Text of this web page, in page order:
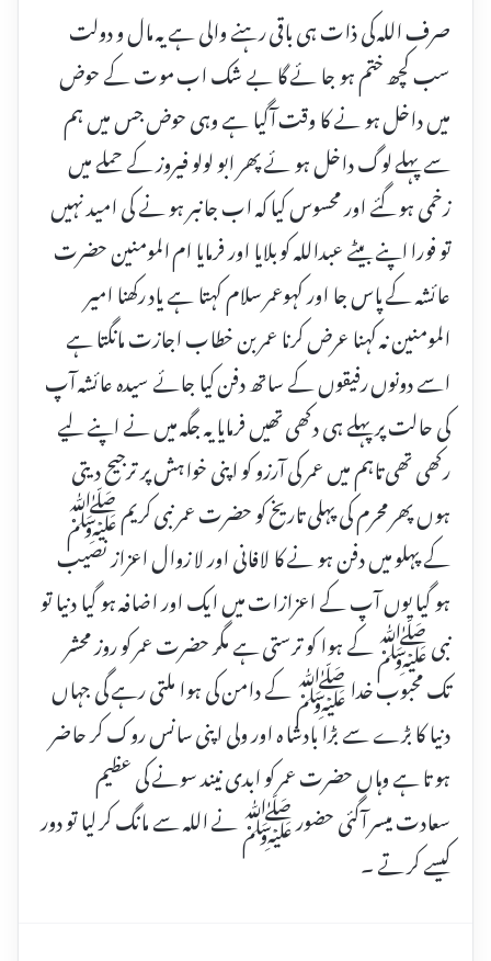
صرف اللہ کی ذات ہی باقی رہنے والی ہے یہ مال و دولت
سب کچھ ختم ہو جا ئے گا بے شک اب موت کے حوض
میں داخل ہو نے کا وقت آگیا ہے وہی حوض جس میں ہم
سے پہلے لوگ داخل ہو ئے پھر ابو لولو فیروز کے حملے میں
زخمی ہو گئے اور محسوس کیا کہ اب جانبر ہو نے کی امید نہیں
تو فورا اپنے بیٹے عبداللہ کو بلایا اور فرمایا ام المومنین حضرت
عائشہ کے پاس جا اور کہوعمر سلام کہتا ہے یاد رکھنا امیر
المومنین نہ کہنا عرض کرنا عمر بن خطاب اجازت مانگتا ہے
اسے دونوں رفیقوں کے ساتھ دفن کیا جائے سیدہ عائشہ آپ
کی حالت پر پہلے ہی دکھی تھیں فرمایا یہ جگہ میں نے اپنے لیے
رکھی تھی تاہم میں عمر کی آرزو کو اپنی خواہش پر ترجیح دیتی
ہوں پھر محرم کی پہلی تاریخ کو حضرت عمر نبی کریم ﷺ
کے پہلو میں دفن ہو نے کا لافانی اور لا زوال اعزاز نصیب
ہو گیا یوں آپ کے اعزازات میں ایک اور اضافہ ہو گیا دنیا تو
نبی ﷺ کے ہوا کو ترستی ہے مگر حضرت عمر کو روز محشر
تک محبوب خدا ﷺ کے دامن کی ہوا ملتی رہے گی جہاں
دنیا کا بڑے سے بڑا بادشا ہ اور ولی اپنی سانس روک کر حاضر
ہو تا ہے وہاں حضرت عمر کو ابدی نیند سونے کی عظیم
سعادت میسر آگئی حضور ﷺ نے اللہ سے مانگ کر لیا تو دور
کیسے کر تے ۔